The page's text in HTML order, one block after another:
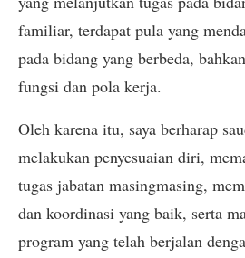
familiar, terdapat pula yang
pada bidang yang berbeda,
fungsi dan pola kerja.
Oleh karena itu, saya berharap
melakukan penyesuaian diri,
tugas jabatan masingmasing,
dan koordinasi yang baik, serta
program yang telah berjalan